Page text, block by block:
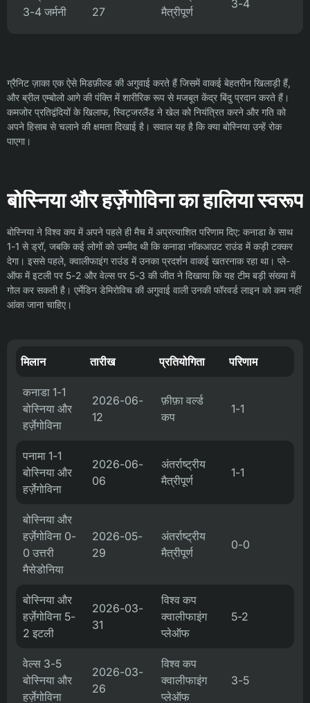
3-4 जर्मनी
27
मैत्रीपूर्ण
3-4
ग्रैनिट ज़ाका एक ऐसे मिडफ़ील्ड की अगुवाई करते हैं जिसमें वाकई बेहतरीन खिलाड़ी हैं,
और ब्रील एम्बोलो आगे की पंक्ति में शारीरिक रूप से मजबूत केंद्र बिंदु प्रदान करते हैं।
कमजोर प्रतिद्वंदियों के खिलाफ, स्विट्जरलैंड ने खेल को नियंत्रित करने और गति को
अपने हिसाब से चलाने की क्षमता दिखाई है। सवाल यह है कि क्या बोस्निया उन्हें रोक
पाएगा।
बोस्निया और हर्ज़ेगोविना का हालिया स्वरूप
बोस्निया ने विश्व कप में अपने पहले ही मैच में अप्रत्याशित परिणाम दिए: कनाडा के साथ
1-1 से ड्रॉ, जबकि कई लोगों को उम्मीद थी कि कनाडा नॉकआउट राउंड में कड़ी टक्कर
देगा। इससे पहले, क्वालीफाइंग राउंड में उनका प्रदर्शन वाकई खतरनाक रहा था। प्ले-
ऑफ में इटली पर 5-2 और वेल्स पर 5-3 की जीत ने दिखाया कि यह टीम बड़ी संख्या में
गोल कर सकती है। एर्मेडिन डेमिरोविच की अगुवाई वाली उनकी फॉरवर्ड लाइन को कम नहीं
आंका जाना चाहिए।
मिलान तारीख प्रतियोगिता परिणाम
कनाडा 1-1
बोस्निया और
हर्ज़ेगोविना
2026-06-
12
फ़ीफ़ा वर्ल्ड
कप
1-1
पनामा 1-1
बोस्निया और
हर्ज़ेगोविना
2026-06-
06
अंतर्राष्ट्रीय
मैत्रीपूर्ण
1-1
बोस्निया और
हर्ज़ेगोविना 0-
0 उत्तरी
मैसेडोनिया
2026-05-
29
अंतर्राष्ट्रीय
मैत्रीपूर्ण
0-0
बोस्निया और
हर्ज़ेगोविना 5-
2 इटली
2026-03-
31
विश्व कप
क्वालीफाइंग
प्लेऑफ
5-2
वेल्स 3-5
बोस्निया और
हर्ज़ेगोविना
2026-03-
26
विश्व कप
क्वालीफाइंग
प्लेऑफ
3-5